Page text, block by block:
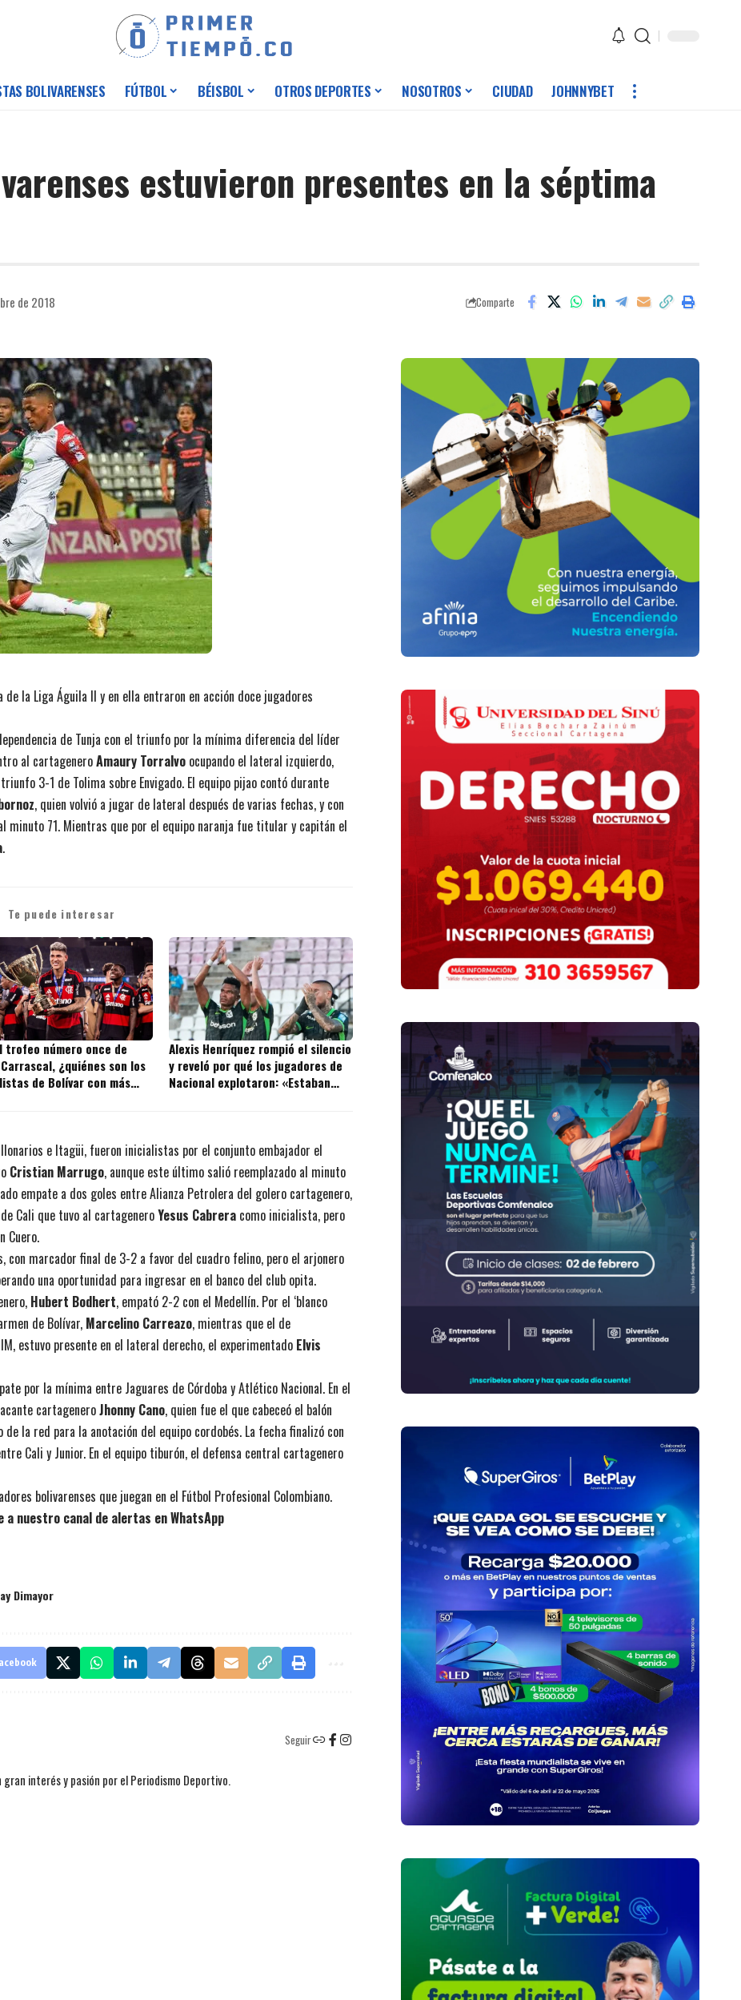
BOLIVARENSES FÚTBOL BÉISBOL OTROS DEPORTES NOSOTROS CIUDAD JOHNNYBET
estuvieron presentes en la séptima
de 2018 Comparte
la Liga Águila II y en ella entraron en acción doce jugadores
de Tunja con el triunfo por la mínima diferencia del líder
al cartageneroAmaury Torralvo ocupando el lateral izquierdo,
3-1 de Tolima sobre Envigado. El equipo pijao contó durante
, quien volvió a jugar de lateral después de varias fechas, y con
minuto 71. Mientras que por el equipo naranja fue titular y capitán el
.
Te puede interesar
trofeo número once de
¿quiénes son los
de Bolívar con más
Alexis Henríquez rompió el silencio
y reveló por qué los jugadores de
Nacional explotaron: «Estaban
e Itagüi, fueron inicialistas por el conjunto embajador el
Cristian Marrugo, aunque este último salió reemplazado al minuto
empate a dos goles entre Alianza Petrolera del golero cartagenero,
Cali que tuvo al cartageneroYesus Cabrera como inicialista, pero
Cuero.
con marcador final de 3-2 a favor del cuadro felino, pero el arjonero
una oportunidad para ingresar en el banco del club opita.
Hubert Bodhert, empató 2-2 con el Medellín. Por el ‘blanco
de Bolívar, Marcelino Carreazo, mientras que el de
estuvo presente en el lateral derecho, el experimentado Elvis
por la mínima entre Jaguares de Córdoba y Atlético Nacional. En el
cartageneroJhonny Cano, quien fue el que cabeceó el balón
la red para la anotación del equipo cordobés. La fecha finalizó con
Cali y Junior. En el equipo tiburón, el defensa central cartagenero
bolivarenses que juegan en el Fútbol Profesional Colombiano.
a nuestro canal de alertas en WhatsApp
Dimayor
Seguir
interés y pasión por el Periodismo Deportivo.